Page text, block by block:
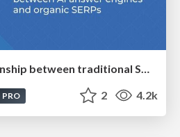
Exploring the relationship between traditional SERPs and Gen AI search
PRO 2 4.2k